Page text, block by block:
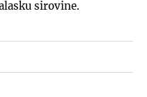
sirovine.